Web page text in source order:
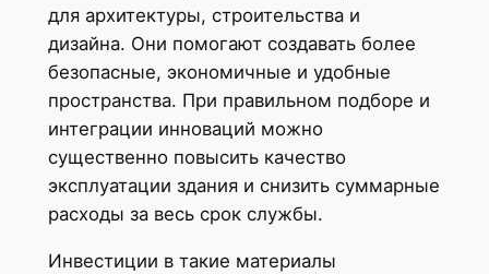
для архитектуры, строительства и
дизайна. Они помогают создавать более
безопасные, экономичные и удобные
пространства. При правильном подборе и
интеграции инноваций можно
существенно повысить качество
эксплуатации здания и снизить суммарные
расходы за весь срок службы.
Инвестиции в такие материалы